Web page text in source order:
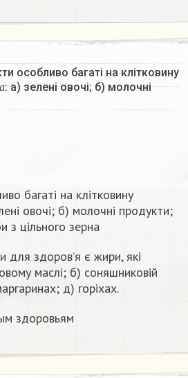
особливо багаті на клітковину
а
окна
: a) зелені овочі; б) молочні
багаті на клітковину
овочі; б) молочні продукти;
з цільного зерна
для здоров’я є жири, які
маслі; б) соняшниковій
д) горіхах.
здоровьям​